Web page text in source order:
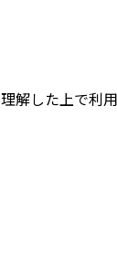
解した上で利